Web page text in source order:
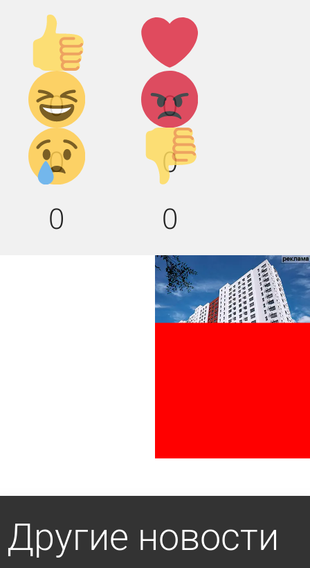
Палец
вверх!
0
Лайк!
0
Дикий
смех!
0
Агрессия!
0
Грусть :(
0
Палец
вниз!
0
Другие новости